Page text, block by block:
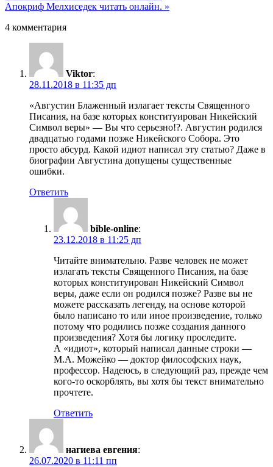
Апокриф Мелхиседек читать онлайн. »
4 комментария
Viktor:
28.11.2018 в 11:35 дп
«Августин Блаженный излагает тексты Священного
Писания, на базе которых конституирован Никейский
Символ веры» — Вы что серьезно!?. Августин родился
двадцатью годами позже Никейского Собора. Это
просто абсурд. Какой идиот написал эту статью? Даже в
биографии Августина допущены существенные
ошибки.
Ответить
bible-online:
23.12.2018 в 11:25 дп
Читайте внимательно. Разве человек не может
излагать тексты Священного Писания, на базе
которых конституирован Никейский Символ
веры, даже если он родился позже? Разве вы не
можете рассказать легенду, на основе которой
было написано то или иное произведение, только
потому что родились позже создания данного
произведения? Хотя бы логику проследите.
А «идиот», который написал данные строки —
М.А. Можейко — доктор философских наук,
профессор. Надеюсь, в следующий раз, прежде чем
кого-то оскорблять, вы хотя бы текст внимательно
прочтете.
Ответить
нагиева евгения:
26.07.2020 в 11:11 пп